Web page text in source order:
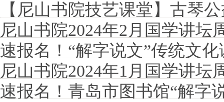
啦！
【尼山书院技艺课堂】古琴
尼山书院2024年2月国学讲坛
速报名！“解字说文”传统文
尼山书院2024年1月国学讲坛
速报名！青岛市图书馆“解字